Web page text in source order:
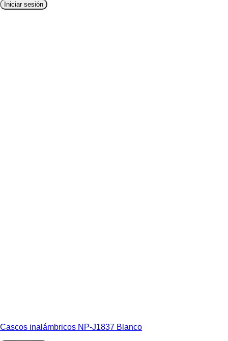
Iniciar sesión
Cascos inalámbricos NP-J1837 Blanco